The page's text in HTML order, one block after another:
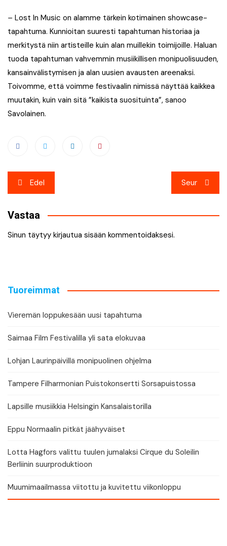
– Lost In Music on alamme tärkein kotimainen showcase-
tapahtuma. Kunnioitan suuresti tapahtuman historiaa ja
merkitystä niin artisteille kuin alan muillekin toimijoille. Haluan
tuoda tapahtuman vahvemmin musiikillisen monipuolisuuden,
kansainvälistymisen ja alan uusien avausten areenaksi.
Toivomme, että voimme festivaalin nimissä näyttää kaikkea
muutakin, kuin vain sitä ”kaikista suosituinta”, sanoo
Savolainen.
Artikkelien
selaus
Edel Seur
Vastaa
Sinun täytyy kirjautua sisään kommentoidaksesi.
Tuoreimmat
Vieremän loppukesään uusi tapahtuma
Saimaa Film Festivalilla yli sata elokuvaa
Lohjan Laurinpäivillä monipuolinen ohjelma
Tampere Filharmonian Puistokonsertti Sorsapuistossa
Lapsille musiikkia Helsingin Kansalaistorilla
Eppu Normaalin pitkät jäähyväiset
Lotta Hagfors valittu tuulen jumalaksi Cirque du Soleilin
Berliinin suurproduktioon
Muumimaailmassa viitottu ja kuvitettu viikonloppu